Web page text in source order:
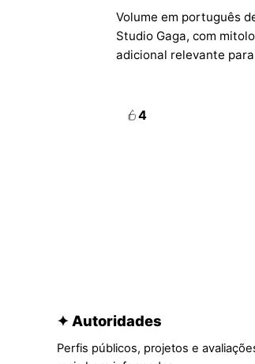
Volume em português
Studio Gaga, com
adicional relevante
4
✦ Autoridades
Perfis públicos, projetos e